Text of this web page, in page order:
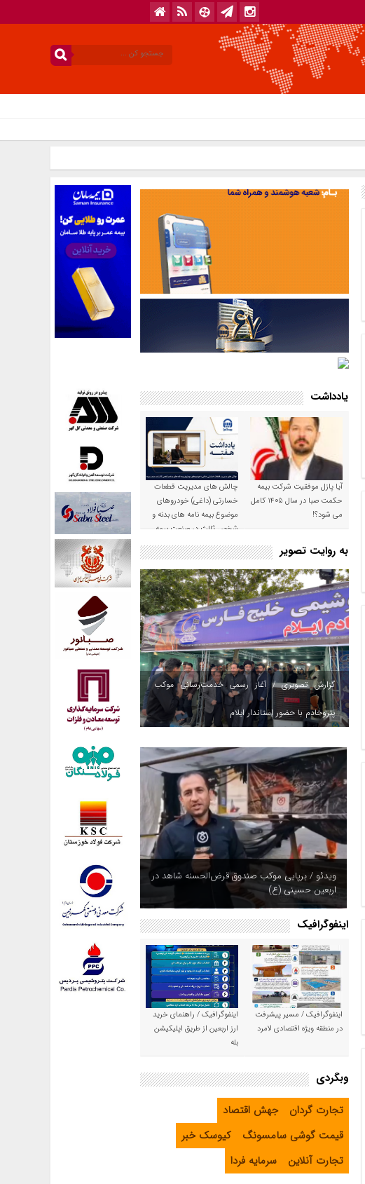
یادداشت
آیا پازل موفقیت شرکت بیمه
حکمت صبا در سال ۱۴۰۵ کامل
می شود؟!
چالش های مدیریت قطعات
خسارتی (داغی) خودروهای
موضوع بیمه نامه های بدنه و
شخص ثالث در صنعت بیمه
به روایت تصویر
گزارش تصویری / آغاز رسمی خدمت‌رسانی موکب
پتروخادم با حضور استاندار ایلام
ویدئو / برپایی موکب صندوق قرض‌الحسنه شاهد در
اربعین حسینی (ع)
اینفوگرافیک
اینفوگرافیک / مسیر پیشرفت
در منطقه ویژه اقتصادی لامرد
اینفوگرافیک / راهنمای خرید
ارز اربعین از طریق اپلیکیشن
بله
وبگردی
تجارت گردان
جهش اقتصاد
قیمت گوشی سامسونگ
کیوسک خبر
تجارت آنلاین
سرمایه فردا